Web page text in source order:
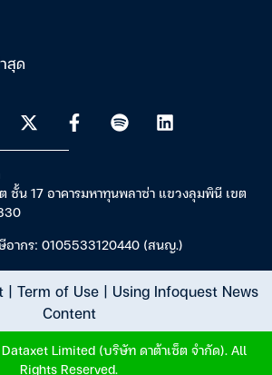
สุด
ชั้น 17 อาคารมหาทุนพลาซ่า แขวงลุมพินี เขต
อากร: 0105533120440 (สนญ.)
| Term of Use| Using Infoquest News
Content
Limited (บริษัท ดาต้าเซ็ต จำกัด). All
Rights Reserved.